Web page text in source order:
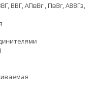
ВВГ, АПвВг , ПвВг, АВВГз,